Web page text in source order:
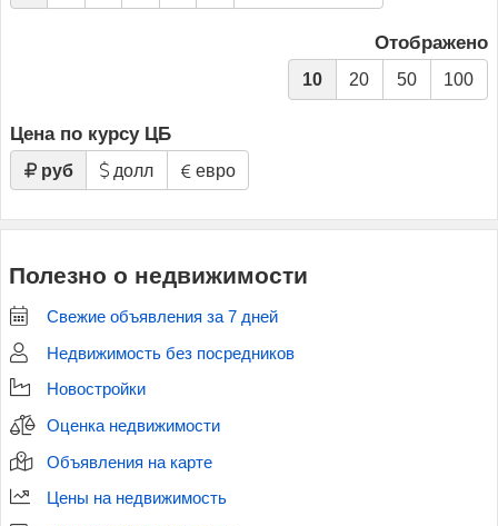
Отображено
10 20 50 100
Цена по курсу ЦБ
руб долл евро
Полезно о недвижимости
Свежие объявления за 7 дней
Недвижимость без посредников
Новостройки
Оценка недвижимости
Объявления на карте
Цены на недвижимость